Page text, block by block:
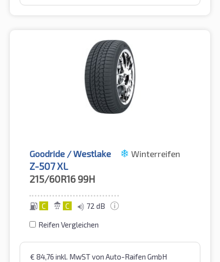
Goodride / Westlake Winterreifen
Z-507 XL
215/60R16 99H
C C 72 dB
Reifen Vergleichen
€ 84,76 inkl. MwSTvon Auto-Raifen GmbH